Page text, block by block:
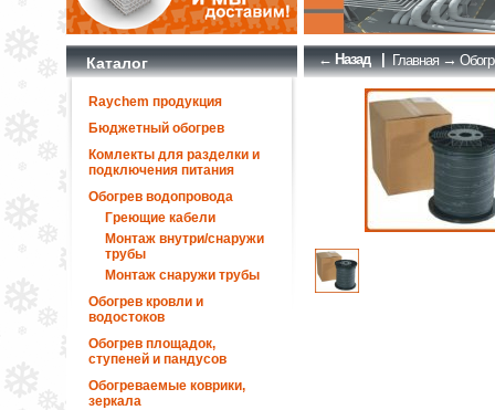
Каталог
Raychem продукция
Бюджетный обогрев
Комлекты для разделки и
подключения питания
Обогрев водопровода
Греющие кабели
Монтаж внутри/снаружи
трубы
Монтаж снаружи трубы
Обогрев кровли и
водостоков
Обогрев площадок,
ступеней и пандусов
Обогреваемые коврики,
зеркала
← Назад | Главная→